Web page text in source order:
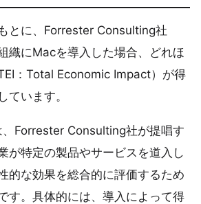
とに、Forrester Consulting社
織にMacを導入した場合、どれほ
：Total Economic Impact）が得
ています。
、Forrester Consulting社が提唱す
が特定の製品やサービスを道入し
的な効果を総合的に評価するため
す。具体的には、導入によって得